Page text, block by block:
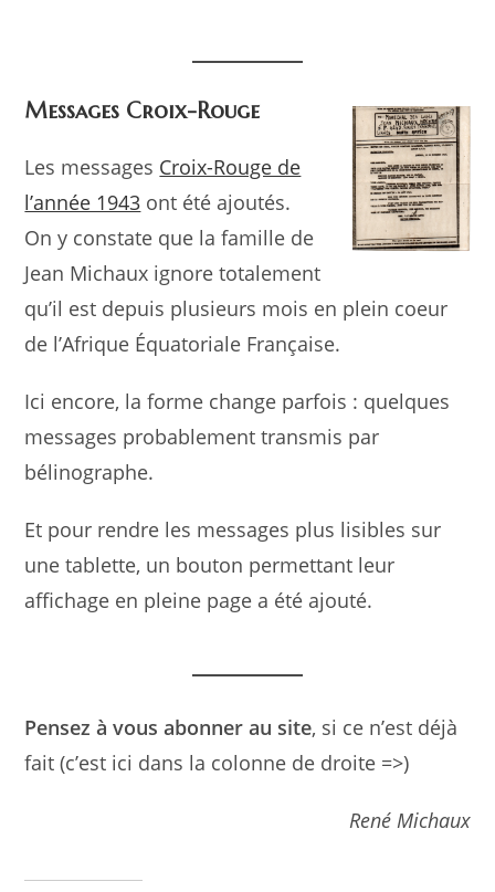
Messages Croix-Rouge
Les messages Croix-Rouge de
l’année 1943 ont été ajoutés.
On y constate que la famille de
Jean Michaux ignore totalement
qu’il est depuis plusieurs mois en plein coeur
de l’Afrique Équatoriale Française.
Ici encore, la forme change parfois : quelques
messages probablement transmis par
bélinographe.
Et pour rendre les messages plus lisibles sur
une tablette, un bouton permettant leur
affichage en pleine page a été ajouté.
Pensez à vous abonner au site, si ce n’est déjà
fait (c’est ici dans la colonne de droite =>)
René Michaux